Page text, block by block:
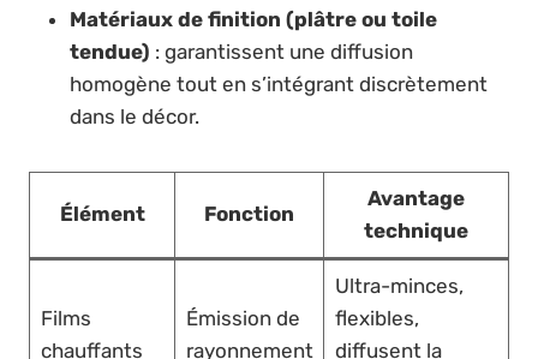
Matériaux de finition (plâtre ou toile
tendue) : garantissent une diffusion
homogène tout en s’intégrant discrètement
dans le décor.
Élément Fonction
Avantage
technique
Films
chauffants
Émission de
rayonnement
Ultra-minces,
flexibles,
diffusent la